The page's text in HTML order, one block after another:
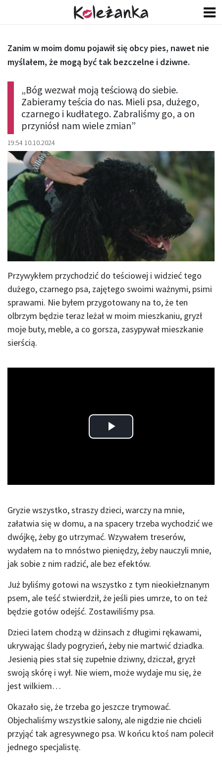
„Bóg wezwał moją teściową do siebie.
Zabieramy teścia do nas. Mieli psa, dużego,
czarnego i kudłatego. Zabraliśmy go, a on
przyniósł nam wiele zmian”
19:54 10.10.2024
Zanim w moim domu pojawił się obcy pies, nawet nie
myślałem, że mogą być tak bezczelne i dziwne.
Przywykłem przychodzić do teściowej i widzieć tego
dużego, czarnego psa, zajętego swoimi ważnymi, psimi
sprawami. Nie byłem przygotowany na to, że ten
olbrzym będzie teraz leżał w moim mieszkaniu, gryzł
moje buty, meble, a co gorsza, zasypywał mieszkanie
sierścią.
Play
Gryzie wszystko, straszy dzieci, warczy na mnie,
załatwia się w domu, a na spacery trzeba wychodzić we
dwójkę, żeby go utrzymać. Wzywałem treserów,
wydałem na to mnóstwo pieniędzy, żeby nauczyli mnie,
jak sobie z nim radzić, ale bez efektów.
Już byliśmy gotowi na wszystko z tym nieokiełznanym
psem, ale teść stwierdził, że jeśli pies umrze, to on też
będzie gotów odejść. Zostawiliśmy psa.
Dzieci latem chodzą w dżinsach z długimi rękawami,
ukrywając ślady pogryzień, żeby nie martwić dziadka.
Jesienią pies stał się zupełnie dziwny, dziczał, gryzł
swoją skórę i wył. Nie wiem, może wydaje mu się, że
jest wilkiem…
Okazało się, że trzeba go jeszcze trymować.
Objechaliśmy wszystkie salony, ale nigdzie nie chcieli
przyjąć tak agresywnego psa. W końcu ktoś nam polecił
jednego specjalistę.